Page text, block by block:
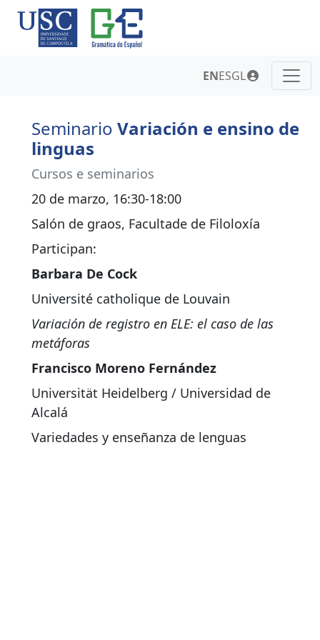
ENESGL
Seminario Variación e ensino de
linguas
Cursos e seminarios
20 de marzo, 16:30-18:00
Salón de graos, Facultade de Filoloxía
Participan:
Barbara De Cock
Université catholique de Louvain
Variación de registro en ELE: el caso de las
metáforas
Francisco Moreno Fernández
Universität Heidelberg / Universidad de
Alcalá
Variedades y enseñanza de lenguas